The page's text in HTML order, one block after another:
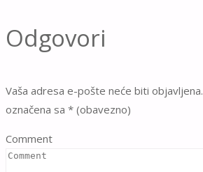
for:
Odgovori
Vaša adresa e-pošte neće biti objavljena.
označena sa * (obavezno)
Comment